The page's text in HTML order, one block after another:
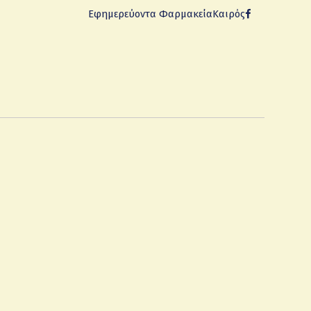
Εφημερεύοντα ΦαρμακείαΚαιρός